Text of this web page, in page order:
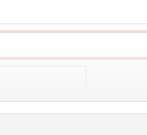
Wörter mit Endung-pflanzeaber